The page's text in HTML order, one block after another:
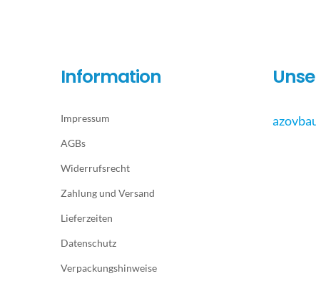
Information
Impressum
AGBs
Widerrufsrecht
Zahlung und Versand
Lieferzeiten
Datenschutz
Verpackungshinweise